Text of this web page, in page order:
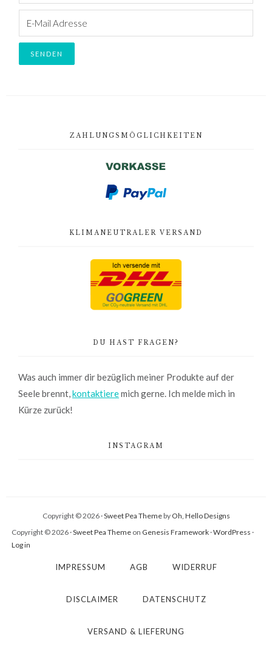
ZAHLUNGSMÖGLICHKEITEN
KLIMANEUTRALER VERSAND
DU HAST FRAGEN?
Was auch immer dir bezüglich meiner Produkte auf der
Seele brennt, kontaktieremich gerne. Ich melde mich in
Kürze zurück!
INSTAGRAM
Copyright © 2026 ·Sweet Pea Themeby Oh, Hello Designs
Copyright © 2026 ·Sweet Pea Themeon Genesis Framework·WordPress ·
Log in
IMPRESSUM AGB WIDERRUF
DISCLAIMER DATENSCHUTZ
VERSAND & LIEFERUNG